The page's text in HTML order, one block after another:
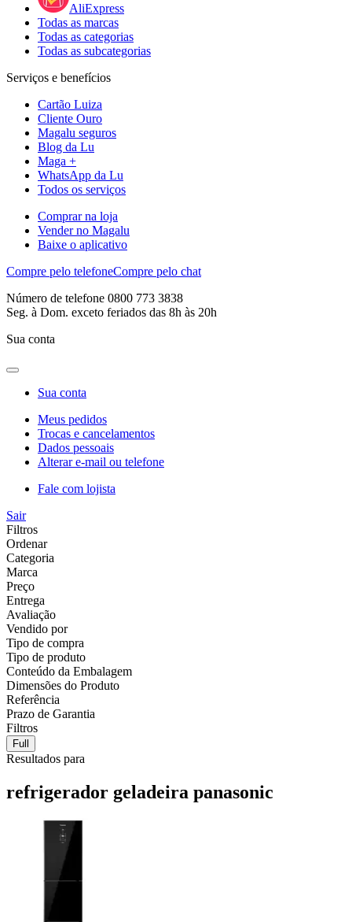
AliExpress
Todas as marcas
Todas as categorias
Todas as subcategorias
Serviços e benefícios
Cartão Luiza
Cliente Ouro
Magalu seguros
Blog da Lu
Maga +
WhatsApp da Lu
Todos os serviços
Comprar na loja
Vender no Magalu
Baixe o aplicativo
Compre pelo telefoneCompre pelo chat
Número de telefone 0800 773 3838
Seg. à Dom. exceto feriados das 8h às 20h
Sua conta
Sua conta
Meus pedidos
Trocas e cancelamentos
Dados pessoais
Alterar e-mail ou telefone
Fale com lojista
Sair
Filtros
Ordenar
Categoria
Marca
Preço
Entrega
Avaliação
Vendido por
Tipo de compra
Tipo de produto
Conteúdo da Embalagem
Dimensões do Produto
Referência
Prazo de Garantia
Filtros
Full
Resultados para
refrigerador geladeira panasonic